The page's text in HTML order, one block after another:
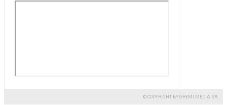
© COPYRIGHT BY GREMI MEDIA SA